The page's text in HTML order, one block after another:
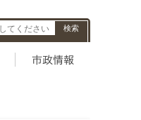
市政情報